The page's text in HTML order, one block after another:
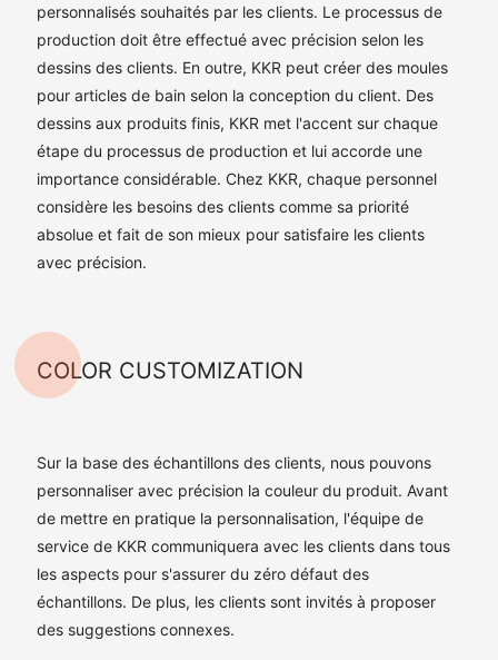
personnalisés souhaités par les clients. Le processus de
production doit être effectué avec précision selon les
dessins des clients. En outre, KKR peut créer des moules
pour articles de bain selon la conception du client. Des
dessins aux produits finis, KKR met l'accent sur chaque
étape du processus de production et lui accorde une
importance considérable. Chez KKR, chaque personnel
considère les besoins des clients comme sa priorité
absolue et fait de son mieux pour satisfaire les clients
avec précision.
COLOR CUSTOMIZATION
Sur la base des échantillons des clients, nous pouvons
personnaliser avec précision la couleur du produit. Avant
de mettre en pratique la personnalisation, l'équipe de
service de KKR communiquera avec les clients dans tous
les aspects pour s'assurer du zéro défaut des
échantillons. De plus, les clients sont invités à proposer
des suggestions connexes.